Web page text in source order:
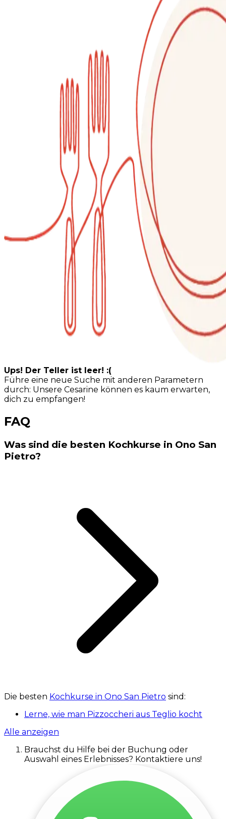
Ups! Der Teller ist leer! :(
Führe eine neue Suche mit anderen Parametern
durch: Unsere Cesarine können es kaum erwarten,
dich zu empfangen!
FAQ
Was sind die besten Kochkurse in Ono San
Pietro?
Die besten Kochkurse in Ono San Pietro sind:
Lerne, wie man Pizzoccheri aus Teglio kocht
Alle anzeigen
Brauchst du Hilfe bei der Buchung oder
Auswahl eines Erlebnisses? Kontaktiere uns!